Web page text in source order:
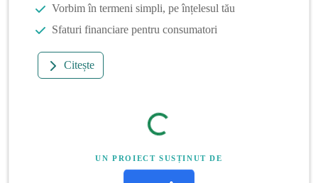
Vorbim în termeni simpli, pe înțelesul tău
Sfaturi financiare pentru consumatori
Citește
UN PROIECT SUSȚINUT DE